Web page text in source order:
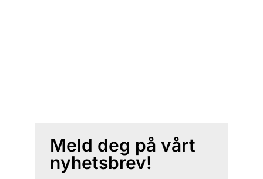
Meld deg på vårt
nyhetsbrev!